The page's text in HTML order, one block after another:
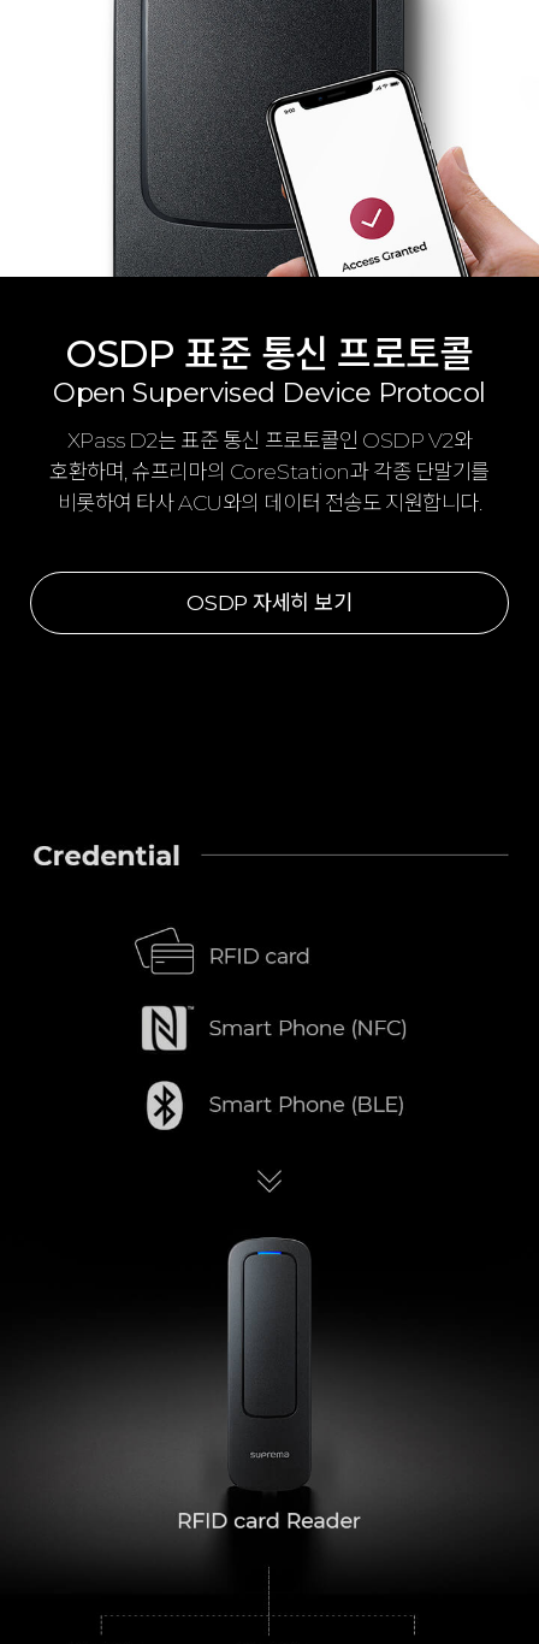
OSDP 표준 통신 프로토콜
Open Supervised Device Protocol
XPass D2는 표준 통신 프로토콜인 OSDP V2와
호환하며, 슈프리마의 CoreStation과 각종 단말기를
비롯하여 타사 ACU와의 데이터 전송도 지원합니다.
OSDP 자세히 보기